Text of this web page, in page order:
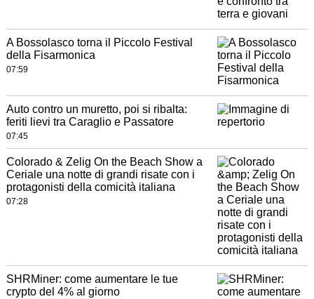
A Bossolasco torna il Piccolo Festival
della Fisarmonica
07:59
Auto contro un muretto, poi si ribalta:
feriti lievi tra Caraglio e Passatore
07:45
Colorado & Zelig On the Beach Show a
Ceriale una notte di grandi risate con i
protagonisti della comicità italiana
07:28
SHRMiner: come aumentare le tue
crypto del 4% al giorno